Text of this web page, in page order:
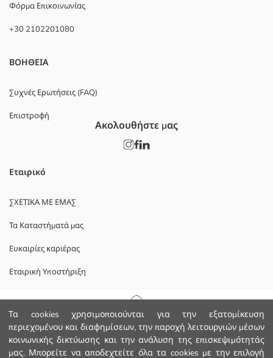
Τα cookies χρησιμοποιούνται για την εξατομίκευση
περιεχομένου και διαφημίσεων, την παροχή λειτουργιών μέσων
κοινωνικής δικτύωσης και την ανάλυση της επισκεψιμότητάς
μας. Μπορείτε να αποδεχτείτε όλα τα cookies με την επιλογή
Αρχική Σελίδα
Κατηγορίες
Φόρμα Επικοινωνίας
+30 2102201080
ΒΟΗΘΕΙΑ
Συχνές Ερωτήσεις (FAQ)
Επιστροφή
Εταιρικό
ΣΧΕΤΙΚΑ ΜΕ ΕΜΑΣ
Τα Καταστήματά μας
Ευκαιρίες καριέρας
Εταιρική Υποστήριξη
Πολιτική Απορρήτου και Ασφάλειας Δεδομένων
Ακολουθήστε μας